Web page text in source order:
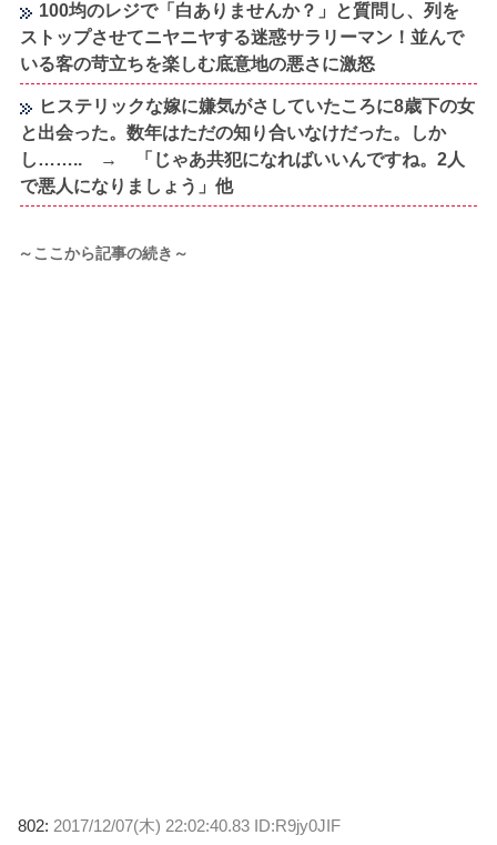
100均のレジで「白ありませんか？」と質問し、列を
ストップさせてニヤニヤする迷惑サラリーマン！並んで
いる客の苛立ちを楽しむ底意地の悪さに激怒
ヒステリックな嫁に嫌気がさしていたころに8歳下の女
と出会った。数年はただの知り合いなけだった。しか
し…….. → 「じゃあ共犯になればいいんですね。2人
で悪人になりましょう」他
～ここから記事の続き～
802: 2017/12/07(木) 22:02:40.83 ID:R9jy0JIF